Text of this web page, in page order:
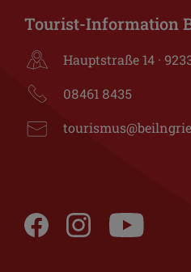
Tourist-Information
Hauptstraße 14 ·
08461 8435